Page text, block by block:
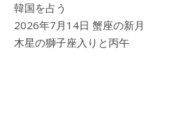
韓国を占う
2026年7月14日 蟹座の新月
木星の獅子座入りと丙午